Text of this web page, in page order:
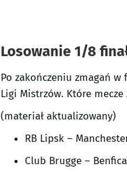
Losowanie 1/8
Po zakończeniu zmagań
Ligi Mistrzów. Które
(materiał aktualizowany)
RB Lipsk –
Club Brugge – Benfica